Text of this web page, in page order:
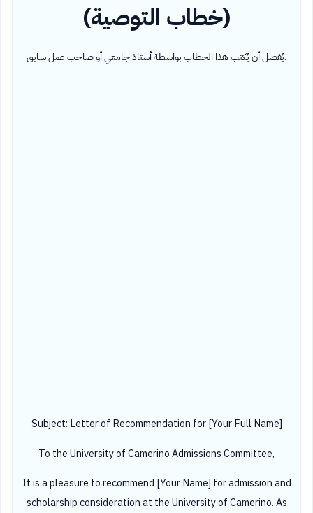
(خطاب التوصية)
يُفضل أن يُكتب هذا الخطاب بواسطة أستاذ جامعي أو صاحب عمل سابق.
Subject: Letter of Recommendation for [Your Full Name]
To the University of Camerino Admissions Committee,
It is a pleasure to recommend [Your Name] for admission and
scholarship consideration at the University of Camerino. As